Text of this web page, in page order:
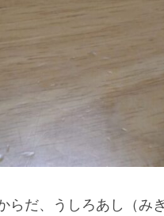
らだ、うしろあし（み